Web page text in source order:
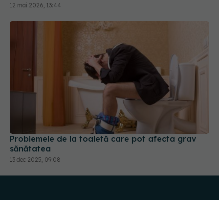
12 mai 2026, 13:44
Problemele de la toaletă care pot afecta grav
sănătatea
13 dec 2025, 09:08